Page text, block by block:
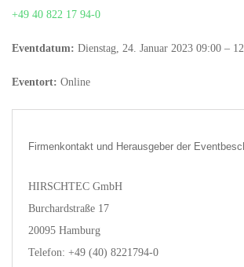
+49 40 822 17 94-0
Eventdatum: Dienstag, 24. Januar 2023 09:00 –
Eventort: Online
Firmenkontakt und Herausgeber der
HIRSCHTEC GmbH
Burchardstraße 17
20095 Hamburg
Telefon: +49 (40) 8221794-0